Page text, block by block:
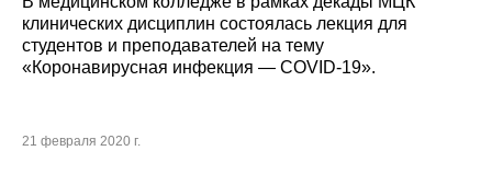
клинических дисциплин состоялась лекция для
студентов и преподавателей на тему
«Коронавирусная инфекция — COVID-19».
21 февраля 2020 г.